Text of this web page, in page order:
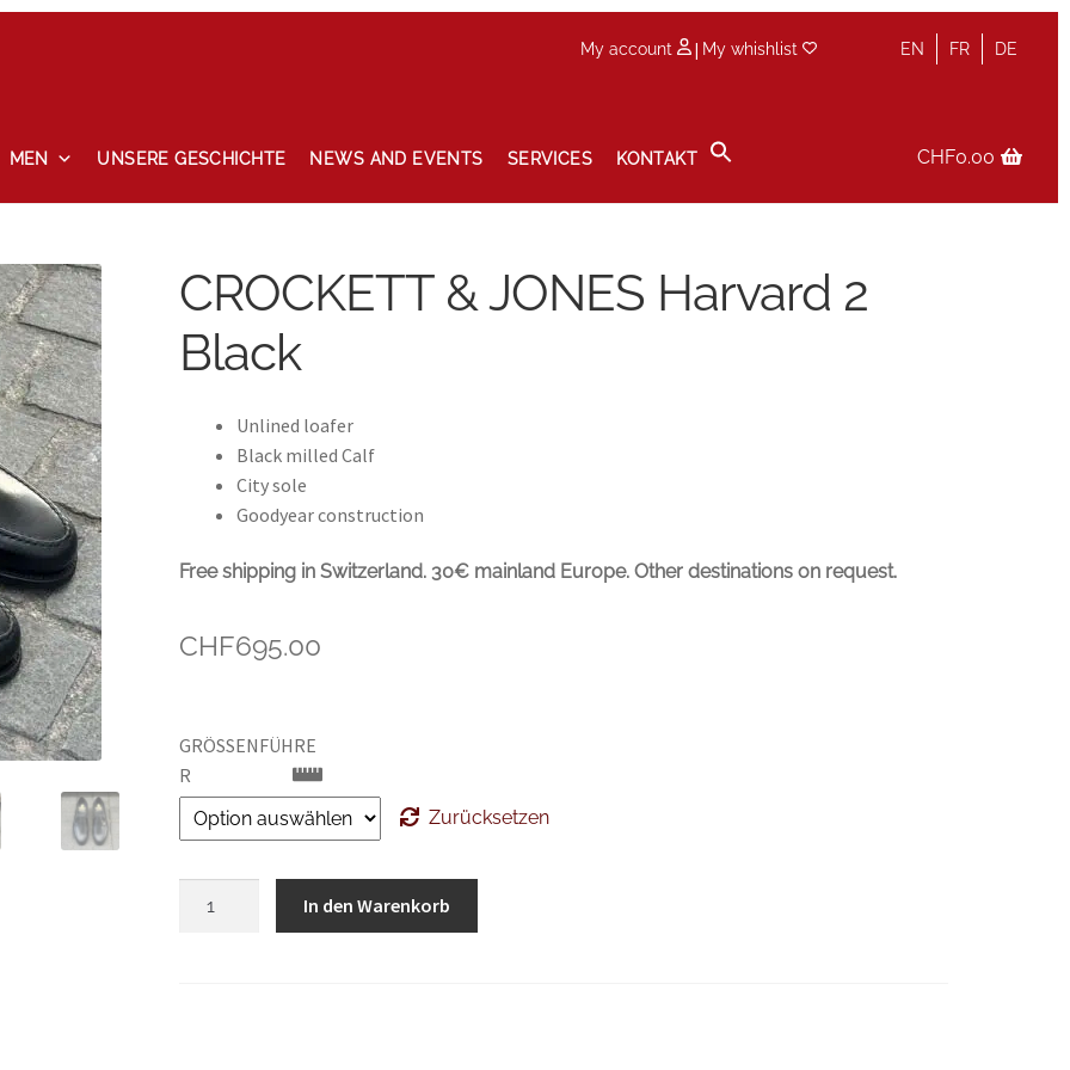
EN FR DE
My account | My whishlist
MEN UNSERE GESCHICHTE NEWS AND EVENTS SERVICES KONTAKT CHF0.00
CROCKETT & JONES Harvard 2
Black
Unlined loafer
Black milled Calf
City sole
Goodyear construction
Free shipping in Switzerland. 30€ mainland Europe. Other destinations on request.
CHF695.00
GRÖSSENFÜHRER
Zurücksetzen
In den Warenkorb